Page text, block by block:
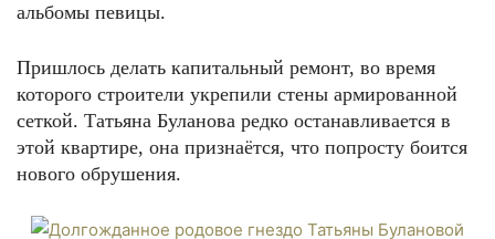
альбомы певицы.
Пришлось делать капитальный ремонт, во время
которого строители укрепили стены армированной
сеткой. Татьяна Буланова редко останавливается в
этой квартире, она признаётся, что попросту боится
нового обрушения.